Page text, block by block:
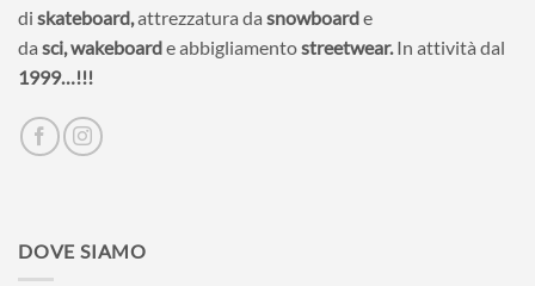
di skateboard,attrezzatura da snowboarde
da sci,wakeboarde abbigliamentostreetwear. In attività dal
1999…!!!
DOVE SIAMO